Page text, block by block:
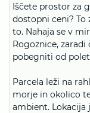
Iščete prostor za
dostopni ceni? To
to. Nahaja se v
Rogoznice, zaradi
pobegniti od
Parcela leži na
morje in okolico
ambient. Lokacija